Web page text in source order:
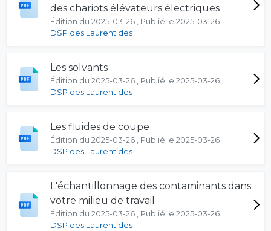
des chariots élévateurs électriques
Édition du 2025-03-26 , Publié le 2025-03-26
DSP des Laurentides
Les solvants
Édition du 2025-03-26 , Publié le 2025-03-26
DSP des Laurentides
Les fluides de coupe
Édition du 2025-03-26 , Publié le 2025-03-26
DSP des Laurentides
L'échantillonnage des contaminants dans
votre milieu de travail
Édition du 2025-03-26 , Publié le 2025-03-26
DSP des Laurentides